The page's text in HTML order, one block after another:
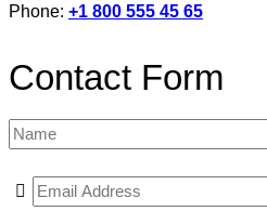
Phone: +1 800 555 45 65
Contact Form